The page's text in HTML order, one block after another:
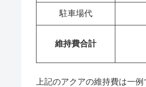
駐車場代
維持費合計
上記のアクアの維持費は一